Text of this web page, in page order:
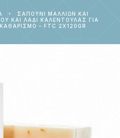
ΣΑΠΟΎΝΙ ΜΑΛΛΙΏΝ ΚΑΙ
ΚΑΙ ΛΆΔΙ ΚΑΛΈΝΤΟΥΛΑΣ ΓΙΑ
– FTC 2X120GR